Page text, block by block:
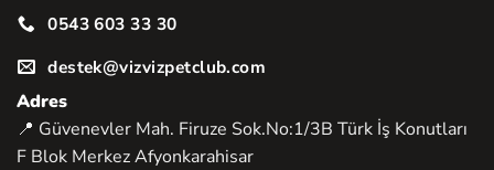
0543 603 33 30
destek@vizvizpetclub.com
Adres
📍 Güvenevler Mah. Firuze Sok.No:1/3B Türk İş Konutları
F Blok Merkez Afyonkarahisar